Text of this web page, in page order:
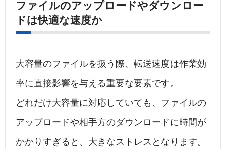
ファイルのアップロードやダウンロー
ドは快適な速度か
大容量のファイルを扱う際、転送速度は作業効
率に直接影響を与える重要な要素です。
どれだけ大容量に対応していても、ファイルの
アップロードや相手方のダウンロードに時間が
かかりすぎると、大きなストレスとなります。